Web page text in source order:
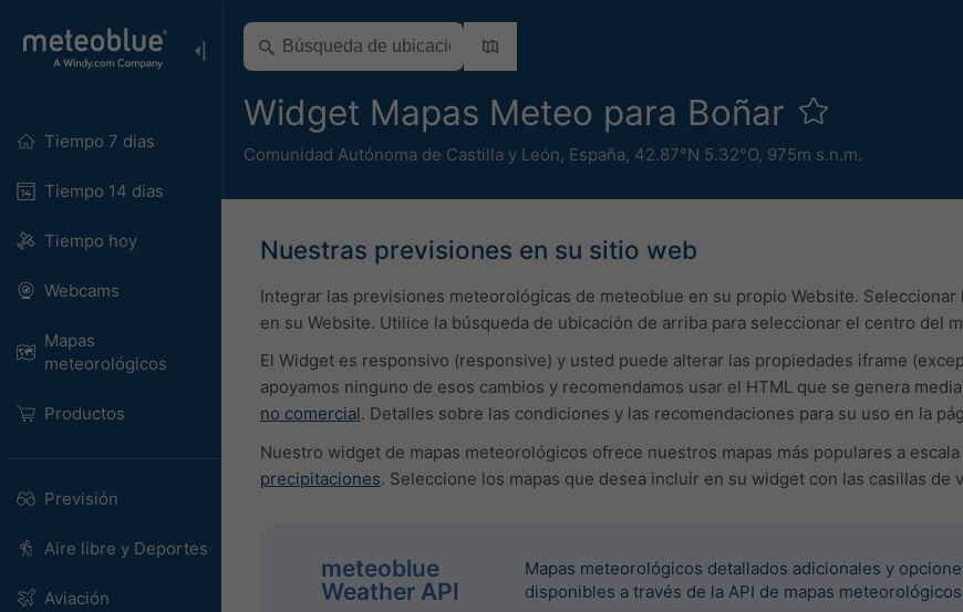
Tiempo 7 dias
Tiempo 14 dias
Tiempo hoy
Webcams
Mapas
meteorológicos
Productos
Previsión
Aire libre y Deportes
Aviación
Widget Mapas Meteo para Boñar
Comunidad Autónoma de Castilla y León, España, 42.87°N 5.32°O, 975m s.n.m.
Nuestras previsiones en su sitio web
Integrar las previsiones meteorológicas de meteoblue en su propio Website.
en su Website. Utilice la búsqueda de ubicación de arriba para seleccionar el centro del
El Widget es responsivo (responsive) y usted puede alterar las propiedades iframe
apoyamos ninguno de esos cambios y recomendamos usar el HTML que se genera
no comercial. Detalles sobre las condiciones y las recomendaciones para su uso en la
Nuestro widget de mapas meteorológicos ofrece nuestros mapas más populares a
precipitaciones. Seleccione los mapas que desea incluir en su widget con las casillas de
meteoblue
Weather API
Mapas meteorológicos detallados adicionales y
disponibles a través de la API de mapas